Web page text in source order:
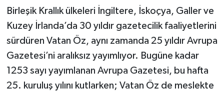
Birleşik Krallık ülkeleri İngiltere, İskoçya, Galler ve
Kuzey İrlanda’da 30 yıldır gazetecilik faaliyetlerini
sürdüren Vatan Öz, aynı zamanda 25 yıldır Avrupa
Gazetesi’ni aralıksız yayımlıyor. Bugüne kadar
1253 sayı yayımlanan Avrupa Gazetesi, bu hafta
25. kuruluş yılını kutlarken; Vatan Öz de meslekte